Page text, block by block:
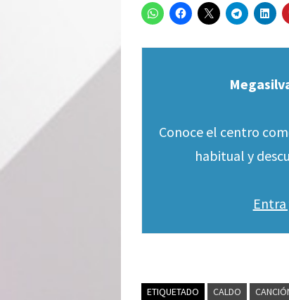
Conoce el centro
habitual y
Entra
ETIQUETADO CALDO